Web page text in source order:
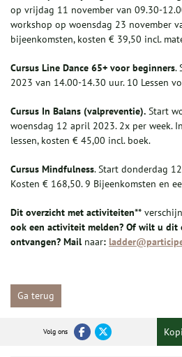
op vrijdag 11 november van 09.30-
workshop op woensdag 23 november
bijeenkomsten, kosten € 39,50 incl.
Cursus Line Dance 65+ voor beginners.
2023 van 14.00-14.30 uur. 10 Lessen
Cursus In Balans (valpreventie). Start
woensdag 12 april 2023. 2x per week.
lessen, kosten € 45,00 incl. boek.
Cursus Mindfulness. Start donderdag
Kosten € 168,50. 9 Bijeenkomsten en
Dit overzicht met activiteiten**
ook een activiteit melden? Of wilt u
ontvangen? Mail naar:
Ga terug
Volg ons